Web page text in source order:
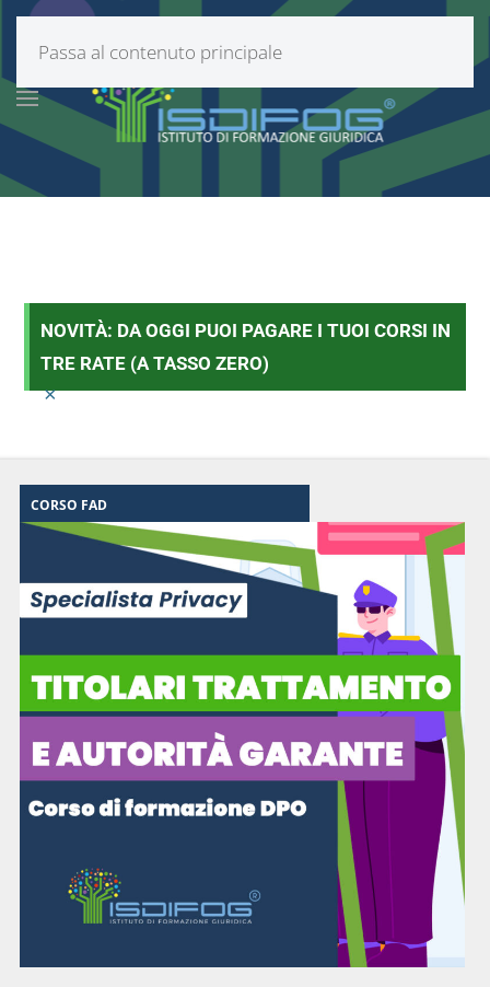
Passa al contenuto principale
NOVITÀ: DA OGGI PUOI PAGARE I TUOI CORSI IN
TRE RATE (A TASSO ZERO)
×
CORSO FAD